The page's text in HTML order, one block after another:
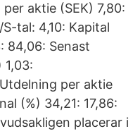
aktie (SEK) 7,80:
tal: 4,10: Kapital
84,06: Senast
1,03:
per aktie
(%) 34,21: 17,86:
placerar i